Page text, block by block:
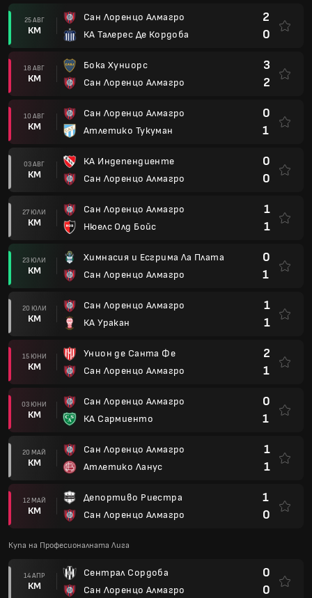
25 АВГ
КМ
Сан Лоренцо Алмагро
КА Талерес Де Кордоба
2
0
18 АВГ
КМ
Бока Хуниорс
Сан Лоренцо Алмагро
3
2
10 АВГ
КМ
Сан Лоренцо Алмагро
Атлетико Тукуман
0
1
03 АВГ
КМ
КА Индепендиенте
Сан Лоренцо Алмагро
0
0
27 ЮЛИ
КМ
Сан Лоренцо Алмагро
Нюелс Олд Бойс
1
1
23 ЮЛИ
КМ
Химнасия и Есгрима Ла Плата
Сан Лоренцо Алмагро
0
1
20 ЮЛИ
КМ
Сан Лоренцо Алмагро
КА Уракан
1
1
15 ЮНИ
КМ
Унион де Санта Фе
Сан Лоренцо Алмагро
2
1
03 ЮНИ
КМ
Сан Лоренцо Алмагро
КА Сармиенто
0
1
20 МАЙ
КМ
Сан Лоренцо Алмагро
Атлетико Ланус
1
1
12 МАЙ
КМ
Депортиво Риестра
Сан Лоренцо Алмагро
1
0
Купа на Професионалната Лига
14 АПР
КМ
Сентрал Сордоба
Сан Лоренцо Алмагро
0
0